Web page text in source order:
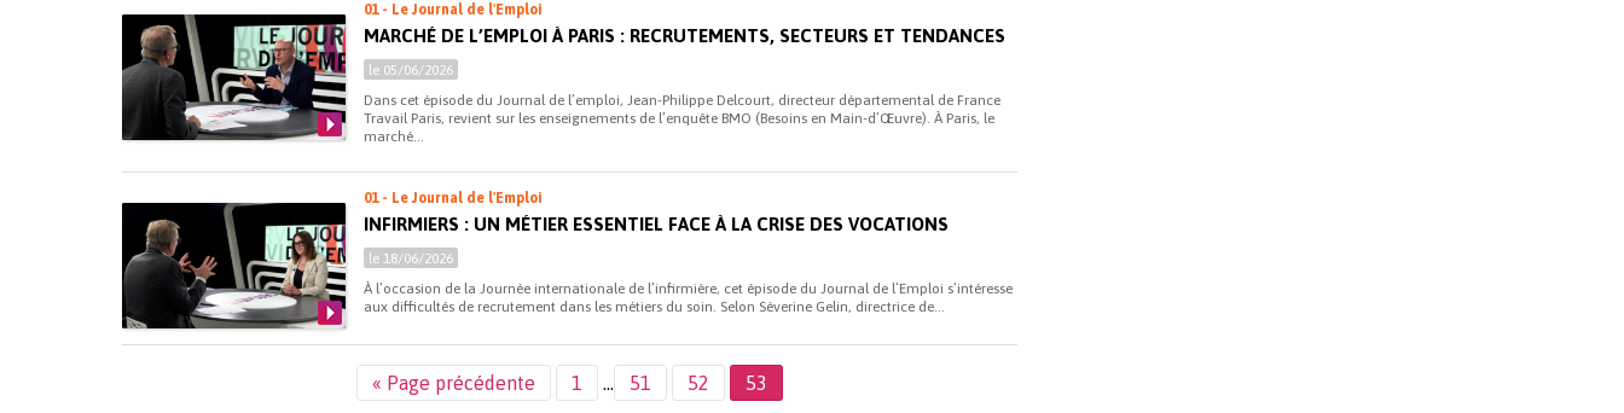
01 - Le Journal de l'Emploi
MARCHÉ DE L’EMPLOI À PARIS : RECRUTEMENTS, SECTEURS ET TENDANCES
le 05/06/2026
Dans cet épisode du Journal de l’emploi, Jean-Philippe Delcourt, directeur départemental de France
Travail Paris, revient sur les enseignements de l’enquête BMO (Besoins en Main-d’Œuvre). À Paris, le
marché...
01 - Le Journal de l'Emploi
INFIRMIERS : UN MÉTIER ESSENTIEL FACE À LA CRISE DES VOCATIONS
le 18/06/2026
À l’occasion de la Journée internationale de l’infirmière, cet épisode du Journal de l’Emploi s’intéresse
aux difficultés de recrutement dans les métiers du soin. Selon Séverine Gelin, directrice de...
« Page précédente 1 … 51 52 53